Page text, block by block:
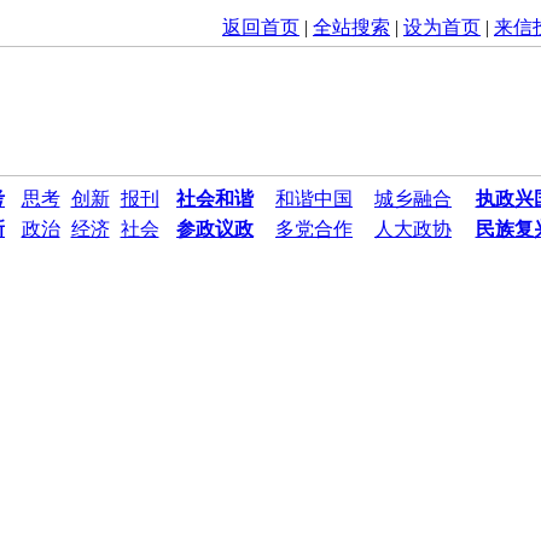
返回首页 | 全站搜索 | 设为首页 | 来信
思考 创新 报刊 社会和谐 和谐中国 城乡融合 执政兴
政治 经济 社会 参政议政 多党合作 人大政协 民族复